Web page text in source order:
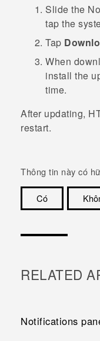
Slide the
tap the
Tap
When
install the
time.
After updating,
restart.
Thông tin này có
Có
RELATED
Notifications